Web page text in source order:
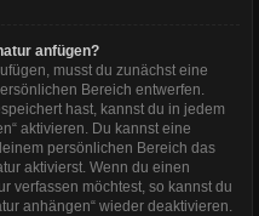
anfügen?
musst du zunächst eine
Bereich entwerfen.
hast, kannst du in jedem
aktivieren. Du kannst eine
persönlichen Bereich das
aktivierst. Wenn du einen
verfassen möchtest, so kannst du
anhängen“ wieder deaktivieren.